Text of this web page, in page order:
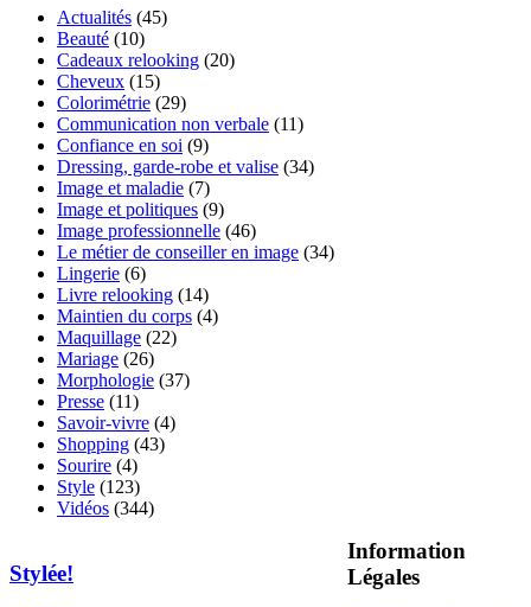
Actualités (45)
Beauté (10)
Cadeaux relooking (20)
Cheveux (15)
Colorimétrie (29)
Communication non verbale (11)
Confiance en soi (9)
Dressing, garde-robe et valise (34)
Image et maladie (7)
Image et politiques (9)
Image professionnelle (46)
Le métier de conseiller en image (34)
Lingerie (6)
Livre relooking (14)
Maintien du corps (4)
Maquillage (22)
Mariage (26)
Morphologie (37)
Presse (11)
Savoir-vivre (4)
Shopping (43)
Sourire (4)
Style (123)
Vidéos (344)
Stylée!
Information
Légales